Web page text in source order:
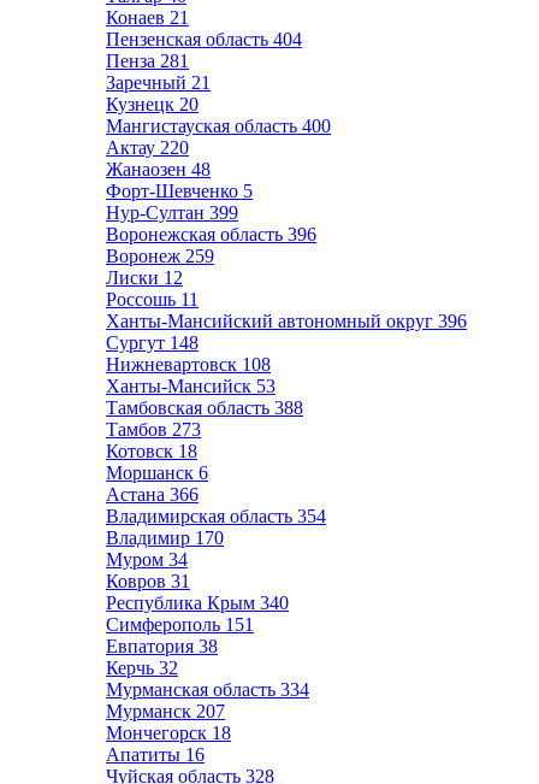
Конаев 21
Пензенская область 404
Пенза 281
Заречный 21
Кузнецк 20
Мангистауская область 400
Актау 220
Жанаозен 48
Форт-Шевченко 5
Нур-Султан 399
Воронежская область 396
Воронеж 259
Лиски 12
Россошь 11
Ханты-Мансийский автономный округ 396
Сургут 148
Нижневартовск 108
Ханты-Мансийск 53
Тамбовская область 388
Тамбов 273
Котовск 18
Моршанск 6
Астана 366
Владимирская область 354
Владимир 170
Муром 34
Ковров 31
Республика Крым 340
Симферополь 151
Евпатория 38
Керчь 32
Мурманская область 334
Мурманск 207
Мончегорск 18
Апатиты 16
Чуйская область 328